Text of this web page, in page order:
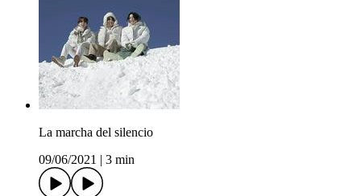
La marcha del silencio
09/06/2021
3 min